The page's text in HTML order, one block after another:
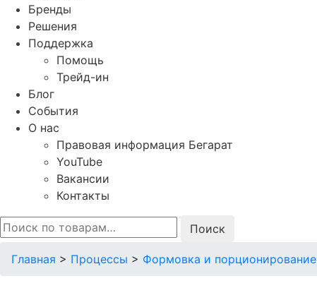
Бренды
Решения
Поддержка
Помощь
Трейд-ин
Блог
События
О нас
Правовая информация Бегарат
YouTube
Вакансии
Контакты
Искать:
Главная > Процессы > Формовка и порционирование